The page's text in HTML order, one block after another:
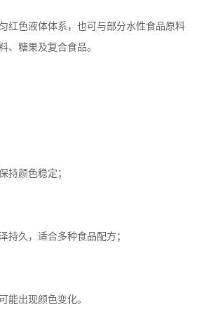
红色液体体系，也可与部分水性食品原料
、糖果及复合食品。
持颜色稳定；
持久，适合多种食品配方；
能出现颜色变化。